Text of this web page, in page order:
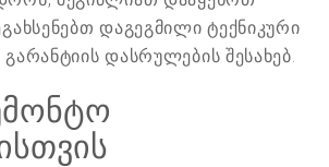
დაგეგმილი ტექნიკური
დასრულების შესახებ.